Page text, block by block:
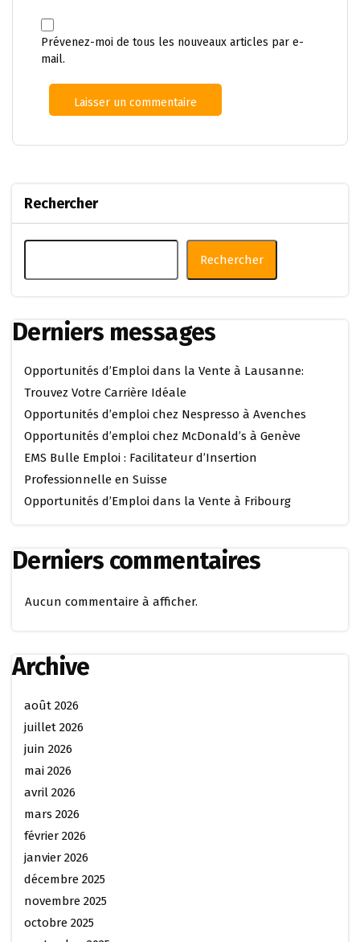
Prévenez-moi de tous les nouveaux articles par e-
mail.
Rechercher
Rechercher
Derniers messages
Opportunités d’Emploi dans la Vente à Lausanne:
Trouvez Votre Carrière Idéale
Opportunités d’emploi chez Nespresso à Avenches
Opportunités d’emploi chez McDonald’s à Genève
EMS Bulle Emploi : Facilitateur d’Insertion
Professionnelle en Suisse
Opportunités d’Emploi dans la Vente à Fribourg
Derniers commentaires
Aucun commentaire à afficher.
Archive
août 2026
juillet 2026
juin 2026
mai 2026
avril 2026
mars 2026
février 2026
janvier 2026
décembre 2025
novembre 2025
octobre 2025